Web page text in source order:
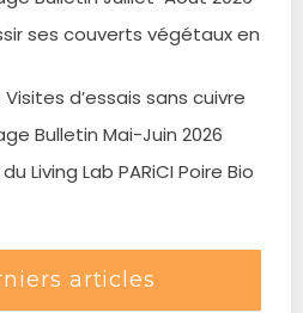
ses couverts végétaux en
Visites d’essais sans cuivre
Bulletin Mai-Juin 2026
Living Lab PARiCI Poire Bio
articles